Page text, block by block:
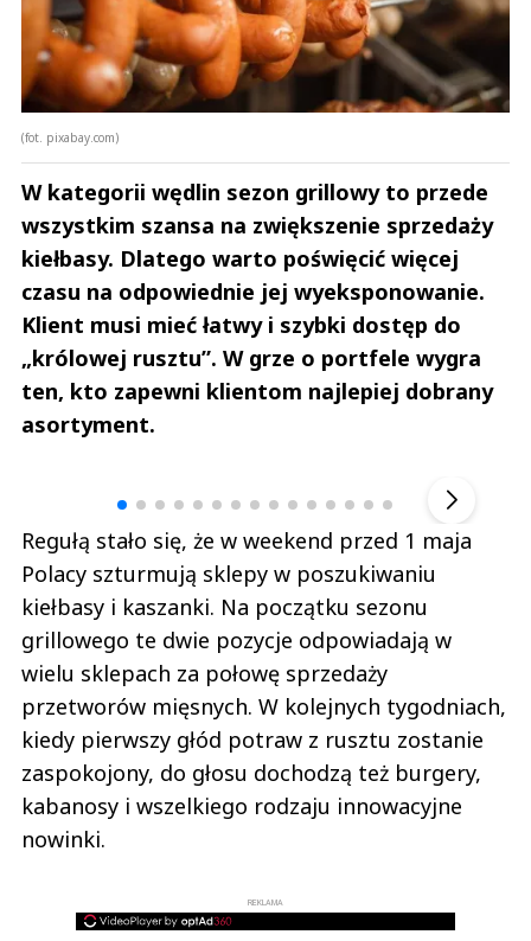
(fot. pixabay.com)
W kategorii wędlin sezon grillowy to przede
wszystkim szansa na zwiększenie sprzedaży
kiełbasy. Dlatego warto poświęcić więcej
czasu na odpowiednie jej wyeksponowanie.
Klient musi mieć łatwy i szybki dostęp do
„królowej rusztu”. W grze o portfele wygra
ten, kto zapewni klientom najlepiej dobrany
asortyment.
Regułą stało się, że w weekend przed 1 maja
Polacy szturmują sklepy w poszukiwaniu
kiełbasy i kaszanki. Na początku sezonu
grillowego te dwie pozycje odpowiadają w
wielu sklepach za połowę sprzedaży
przetworów mięsnych. W kolejnych tygodniach,
kiedy pierwszy głód potraw z rusztu zostanie
zaspokojony, do głosu dochodzą też burgery,
kabanosy i wszelkiego rodzaju innowacyjne
nowinki.
REKLAMA